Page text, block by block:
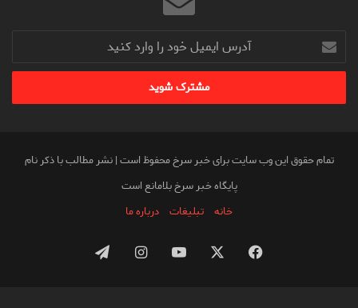
آدرس
ایمیل
خود
وارد
تمام حقوق این وب سایت برای خبر سرخ محفوظ است | نشر مطالب با ذکر نام
پایگاه خبر سرخ بلامانع است
خانه
تبلیغات درباره ما
فیس
یوتیوباینستاگرامتلگرام